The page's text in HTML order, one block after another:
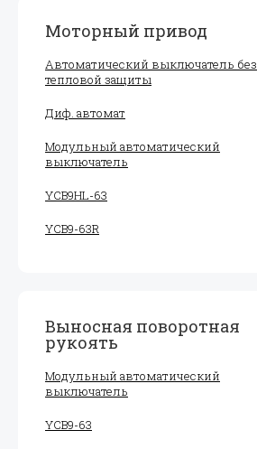
Моторный привод
Автоматический выключатель без
тепловой защиты
Диф. автомат
Модульный автоматический
выключатель
YCB9HL-63
YCB9-63R
Выносная поворотная
рукоять
Модульный автоматический
выключатель
YCB9-63